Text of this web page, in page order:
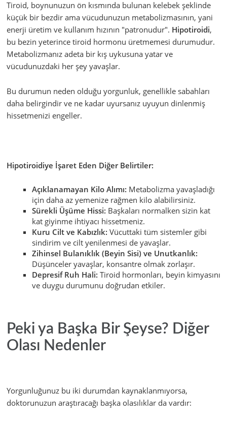
Tiroid, boynunuzun ön kısmında bulunan kelebek şeklinde
küçük bir bezdir ama vücudunuzun metabolizmasının, yani
enerji üretim ve kullanım hızının "patronudur". Hipotiroidi,
bu bezin yeterince tiroid hormonu üretmemesi durumudur.
Metabolizmanız adeta bir kış uykusuna yatar ve
vücudunuzdaki her şey yavaşlar.
Bu durumun neden olduğu yorgunluk, genellikle sabahları
daha belirgindir ve ne kadar uyursanız uyuyun dinlenmiş
hissetmenizi engeller.
Hipotiroidiye İşaret Eden Diğer Belirtiler:
Açıklanamayan Kilo Alımı: Metabolizma yavaşladığı
için daha az yemenize rağmen kilo alabilirsiniz.
Sürekli Üşüme Hissi: Başkaları normalken sizin kat
kat giyinme ihtiyacı hissetmeniz.
Kuru Cilt ve Kabızlık: Vücuttaki tüm sistemler gibi
sindirim ve cilt yenilenmesi de yavaşlar.
Zihinsel Bulanıklık (Beyin Sisi) ve Unutkanlık:
Düşünceler yavaşlar, konsantre olmak zorlaşır.
Depresif Ruh Hali: Tiroid hormonları, beyin kimyasını
ve duygu durumunu doğrudan etkiler.
Peki ya Başka Bir Şeyse? Diğer
Olası Nedenler
Yorgunluğunuz bu iki durumdan kaynaklanmıyorsa,
doktorunuzun araştıracağı başka olasılıklar da vardır: